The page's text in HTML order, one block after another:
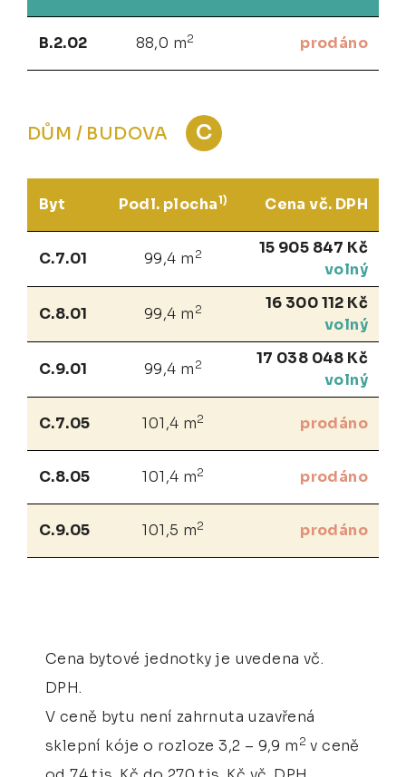
B.2.02 88,0 m2 prodáno
DŮM / BUDOVA C
Byt Podl. plocha1) Cena vč. DPH
C.7.01 99,4 m 2
15 905 847 Kč
volný
C.8.01 99,4 m 2
16 300 112 Kč
volný
C.9.01 99,4 m 2
17 038 048 Kč
volný
C.7.05 101,4 m2 prodáno
C.8.05 101,4 m2 prodáno
C.9.05 101,5 m2 prodáno
Cena bytové jednotky je uvedena vč.
DPH.
V ceně bytu není zahrnuta uzavřená
sklepní kóje o rozloze 3,2 – 9,9 m 2 v ceně